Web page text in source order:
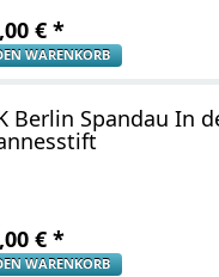
€ *
WARENKORB
Berlin Spandau In
€ *
WARENKORB